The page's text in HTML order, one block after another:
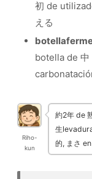
初 de
える
botella de 中
Riho-
kun
約2年 de
生
的, まさ